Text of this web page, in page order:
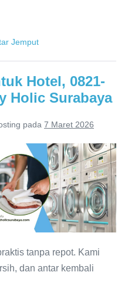
Jemput
Hotel, 0821-
Holic Surabaya
pada 7 Maret 2026
tanpa repot. Kami
dan antar kembali